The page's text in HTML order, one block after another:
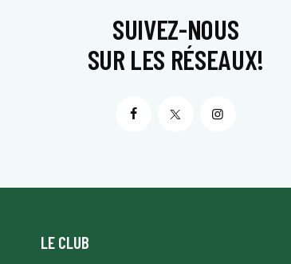
SUIVEZ-NOUS
SUR LES RÉSEAUX!
LE CLUB